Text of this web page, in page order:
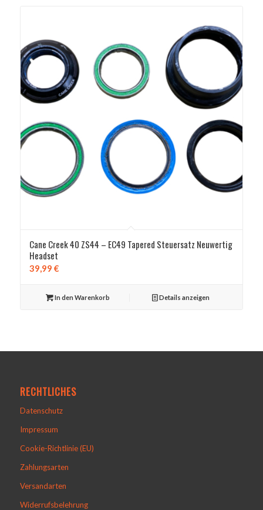
Cane Creek 40 ZS44 – EC49 Tapered Steuersatz Neuwertig
Headset
39,99 €
In den Warenkorb Details anzeigen
RECHTLICHES
Datenschutz
Impressum
Cookie-Richtlinie (EU)
Zahlungsarten
Versandarten
Widerrufsbelehrung